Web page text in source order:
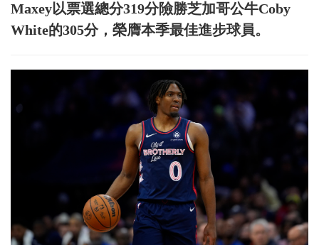
Maxey以票選總分319分險勝芝加哥公牛Coby
White的305分，榮膺本季最佳進步球員。